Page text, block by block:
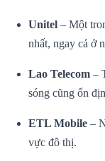
Unitel – Một
nhất, ngay cả ở
Lao Telecom –
sóng cũng ổn
ETL Mobile –
vực đô thị.